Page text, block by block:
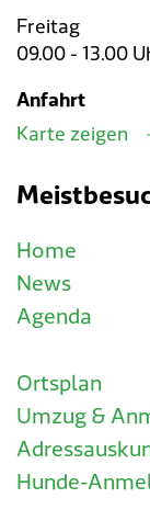
Freitag
09.00 - 13.00
Anfahrt
Karte zeigen
Home
News
Agenda
Ortsplan
Umzug &
Hunde-